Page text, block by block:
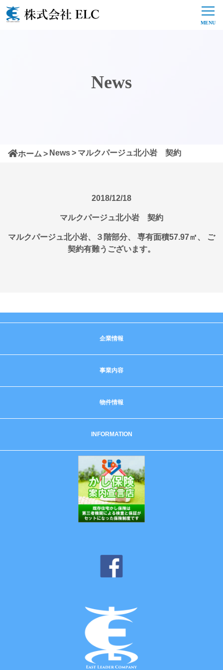
News
ホーム News マルクパージュ北小岩 契約
2018/12/18
マルクパージュ北小岩 契約
マルクパージュ北小岩、３階部分、 専有面積57.97㎡、 ご
契約有難うございます。
企業情報
事業内容
物件情報
INFORMATION